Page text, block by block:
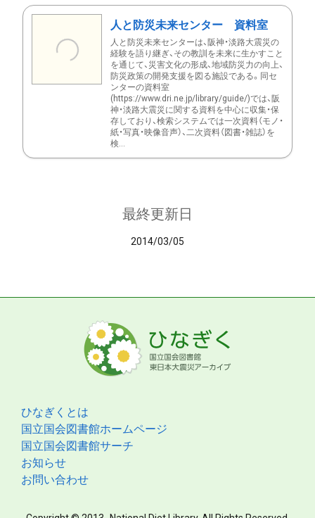
人と防災未来センター 資料室
人と防災未来センターは、阪神・淡路大震災の
経験を語り継ぎ、その教訓を未来に生かすこと
を通じて、災害文化の形成、地域防災力の向上、
防災政策の開発支援を図る施設である。同セ
ンターの資料室
(https://www.dri.ne.jp/library/guide/)では、阪
神・淡路大震災に関する資料を中心に収集・保
存しており、検索システムでは一次資料（モノ・
紙・写真・映像音声）、二次資料（図書・雑誌）を
検...
最終更新日
2014/03/05
ひなぎくとは
国立国会図書館ホームページ
国立国会図書館サーチ
お知らせ
お問い合わせ